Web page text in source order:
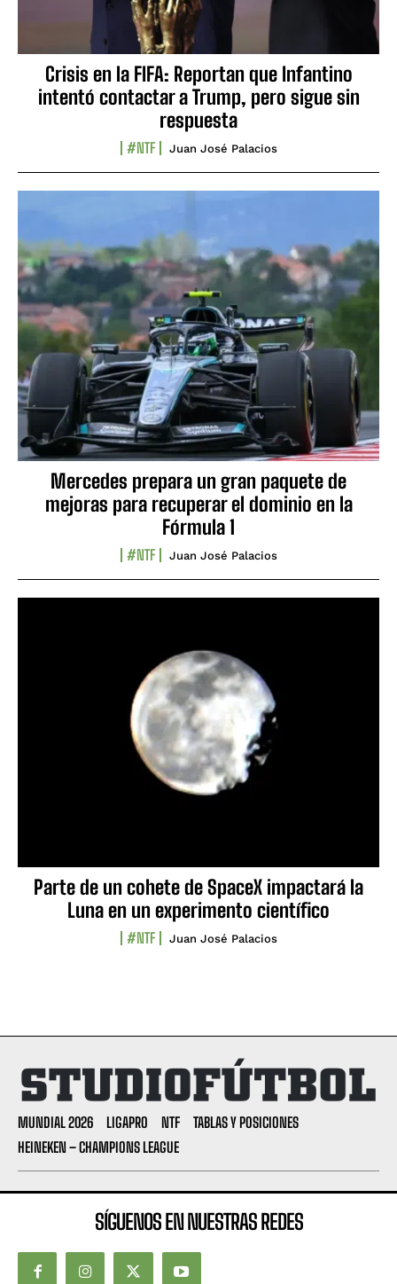
Crisis en la FIFA: Reportan que Infantino
intentó contactar a Trump, pero sigue sin
respuesta
#NTF Juan José Palacios
Mercedes prepara un gran paquete de
mejoras para recuperar el dominio en la
Fórmula 1
#NTF Juan José Palacios
Parte de un cohete de SpaceX impactará la
Luna en un experimento científico
#NTF Juan José Palacios
MUNDIAL 2026 LIGAPRO NTF
TABLAS Y POSICIONES
HEINEKEN – CHAMPIONS LEAGUE
SÍGUENOS EN NUESTRAS REDES